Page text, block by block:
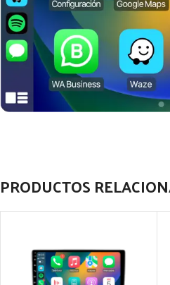
PRODUCTOS